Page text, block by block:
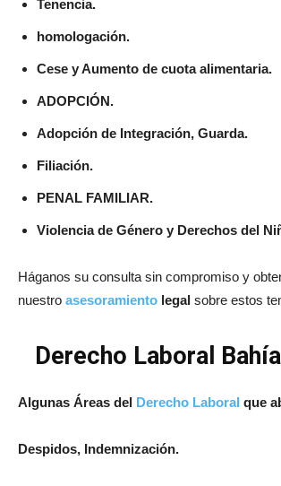
Tenencia.
homologación.
Cese y Aumento de cuota alimentaria.
ADOPCIÓN.
Adopción de Integración, Guarda.
Filiación.
PENAL FAMILIAR.
Violencia de Género y Derechos del
Háganos su consulta sin compromiso y
nuestro asesoramiento legal sobre estos
Derecho Laboral
Algunas Áreas del Derecho Laboral que
Despidos, Indemnización.